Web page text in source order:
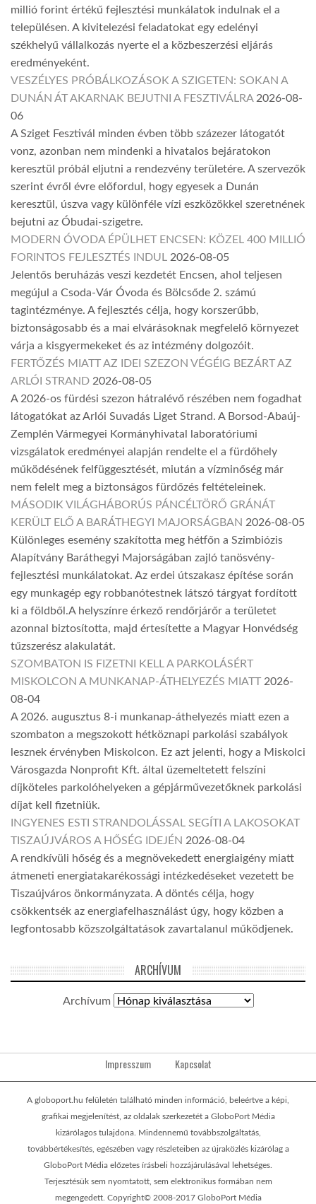
millió forint értékű fejlesztési munkálatok indulnak el a
településen. A kivitelezési feladatokat egy edelényi
székhelyű vállalkozás nyerte el a közbeszerzési eljárás
eredményeként.
VESZÉLYES PRÓBÁLKOZÁSOK A SZIGETEN: SOKAN A
DUNÁN ÁT AKARNAK BEJUTNI A FESZTIVÁLRA 2026-08-
06
A Sziget Fesztivál minden évben több százezer látogatót
vonz, azonban nem mindenki a hivatalos bejáratokon
keresztül próbál eljutni a rendezvény területére. A szervezők
szerint évről évre előfordul, hogy egyesek a Dunán
keresztül, úszva vagy különféle vízi eszközökkel szeretnének
bejutni az Óbudai-szigetre.
MODERN ÓVODA ÉPÜLHET ENCSEN: KÖZEL 400 MILLIÓ
FORINTOS FEJLESZTÉS INDUL 2026-08-05
Jelentős beruházás veszi kezdetét Encsen, ahol teljesen
megújul a Csoda-Vár Óvoda és Bölcsőde 2. számú
tagintézménye. A fejlesztés célja, hogy korszerűbb,
biztonságosabb és a mai elvárásoknak megfelelő környezet
várja a kisgyermekeket és az intézmény dolgozóit.
FERTŐZÉS MIATT AZ IDEI SZEZON VÉGÉIG BEZÁRT AZ
ARLÓI STRAND 2026-08-05
A 2026-os fürdési szezon hátralévő részében nem fogadhat
látogatókat az Arlói Suvadás Liget Strand. A Borsod-Abaúj-
Zemplén Vármegyei Kormányhivatal laboratóriumi
vizsgálatok eredményei alapján rendelte el a fürdőhely
működésének felfüggesztését, miután a vízminőség már
nem felelt meg a biztonságos fürdőzés feltételeinek.
MÁSODIK VILÁGHÁBORÚS PÁNCÉLTÖRŐ GRÁNÁT
KERÜLT ELŐ A BARÁTHEGYI MAJORSÁGBAN 2026-08-05
Különleges esemény szakította meg hétfőn a Szimbiózis
Alapítvány Baráthegyi Majorságában zajló tanösvény-
fejlesztési munkálatokat. Az erdei útszakasz építése során
egy munkagép egy robbanótestnek látszó tárgyat fordított
ki a földből.A helyszínre érkező rendőrjárőr a területet
azonnal biztosította, majd értesítette a Magyar Honvédség
tűzszerész alakulatát.
SZOMBATON IS FIZETNI KELL A PARKOLÁSÉRT
MISKOLCON A MUNKANAP-ÁTHELYEZÉS MIATT 2026-
08-04
A 2026. augusztus 8-i munkanap-áthelyezés miatt ezen a
szombaton a megszokott hétköznapi parkolási szabályok
lesznek érvényben Miskolcon. Ez azt jelenti, hogy a Miskolci
Városgazda Nonprofit Kft. által üzemeltetett felszíni
díjköteles parkolóhelyeken a gépjárművezetőknek parkolási
díjat kell fizetniük.
INGYENES ESTI STRANDOLÁSSAL SEGÍTI A LAKOSOKAT
TISZAÚJVÁROS A HŐSÉG IDEJÉN 2026-08-04
A rendkívüli hőség és a megnövekedett energiaigény miatt
átmeneti energiatakarékossági intézkedéseket vezetett be
Tiszaújváros önkormányzata. A döntés célja, hogy
csökkentsék az energiafelhasználást úgy, hogy közben a
legfontosabb közszolgáltatások zavartalanul működjenek.
ARCHÍVUM
Archívum
Impresszum Kapcsolat
A globoport.hu felületén található minden információ, beleértve a képi,
grafikai megjelenítést, az oldalak szerkezetét a GloboPort Média
kizárólagos tulajdona. Mindennemű továbbszolgáltatás,
továbbértékesítés, egészében vagy részleteiben az újraközlés kizárólag a
GloboPort Média előzetes írásbeli hozzájárulásával lehetséges.
Terjesztésük sem nyomtatott, sem elektronikus formában nem
megengedett. Copyright© 2008-2017 GloboPort Média